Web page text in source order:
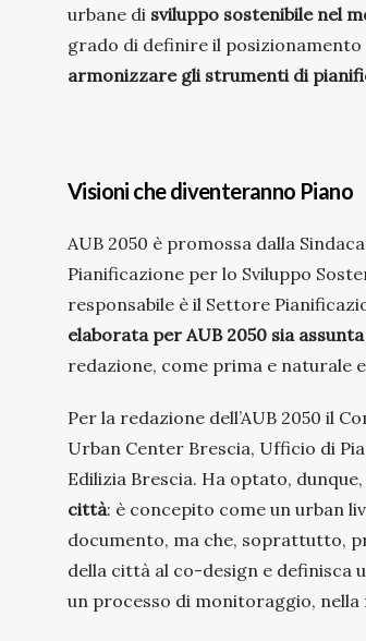
urbane di sviluppo sostenibile nel
grado di definire il
armonizzare gli strumenti di
Visioni che diventeranno Piano
AUB 2050 è promossa dalla Sindaca
Pianificazione per lo Sviluppo
responsabile è il Settore
elaborata per AUB 2050 sia
redazione, come prima e naturale
Per la redazione dell’AUB 2050 il
Urban Center Brescia, Ufficio di
Edilizia Brescia. Ha optato,
città: è concepito come un urban
documento, ma che, soprattutto,
della città al co-design e definisca
un processo di monitoraggio,